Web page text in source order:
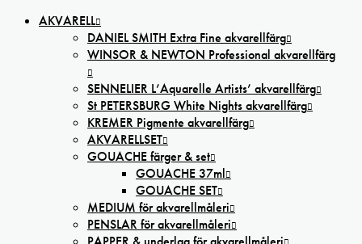
AKVARELL
DANIEL SMITH Extra Fine akvarellfärg
WINSOR & NEWTON Professional akvarellfärg
SENNELIER L’Aquarelle Artists’ akvarellfärg
St PETERSBURG White Nights akvarellfärg
KREMER Pigmente akvarellfärg
AKVARELLSET
GOUACHE färger & set
GOUACHE 37ml
GOUACHE SET
MEDIUM för akvarellmåleri
PENSLAR för akvarellmåleri